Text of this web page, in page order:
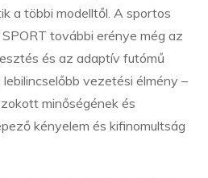
a többi modelltől. A sportos
további erénye még az
és az adaptív futómű
vezetési élmény –
minőségének és
kényelem és kifinomultság